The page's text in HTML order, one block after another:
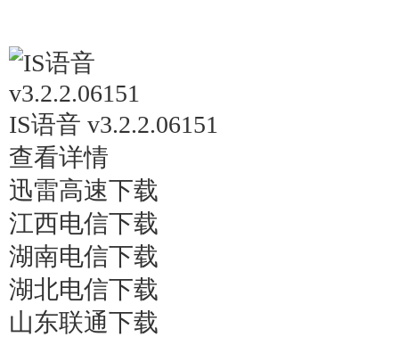
IS语音 v3.2.2.06151
查看详情
迅雷高速下载
江西电信下载
湖南电信下载
湖北电信下载
山东联通下载